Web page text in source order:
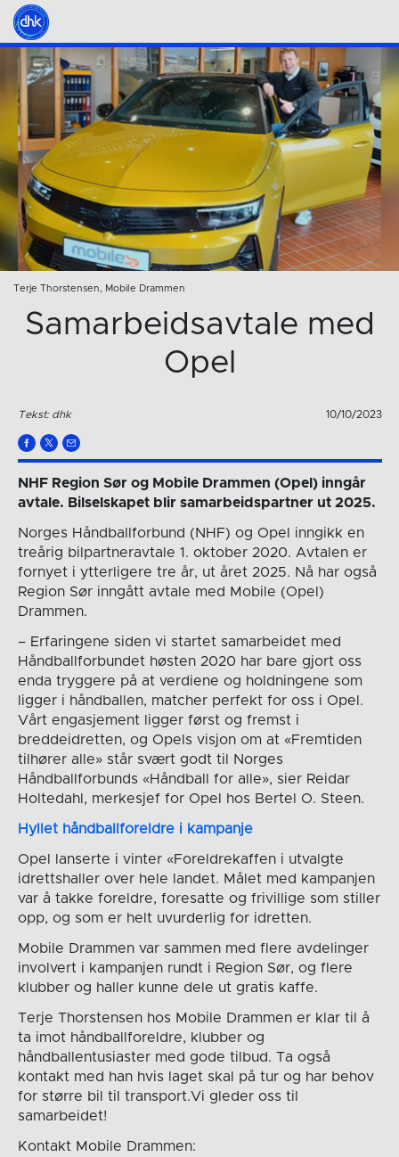
Terje Thorstensen, Mobile Drammen
Samarbeidsavtale med
Opel
Tekst: dhk 10/10/2023
NHF Region Sør og Mobile Drammen (Opel) inngår
avtale. Bilselskapet blir samarbeidspartner ut 2025.
Norges Håndballforbund (NHF) og Opel inngikk en
treårig bilpartneravtale 1. oktober 2020. Avtalen er
fornyet i ytterligere tre år, ut året 2025. Nå har også
Region Sør inngått avtale med Mobile (Opel)
Drammen.
– Erfaringene siden vi startet samarbeidet med
Håndballforbundet høsten 2020 har bare gjort oss
enda tryggere på at verdiene og holdningene som
ligger i håndballen, matcher perfekt for oss i Opel.
Vårt engasjement ligger først og fremst i
breddeidretten, og Opels visjon om at «Fremtiden
tilhører alle» står svært godt til Norges
Håndballforbunds «Håndball for alle», sier Reidar
Holtedahl, merkesjef for Opel hos Bertel O. Steen.
Hyllet håndballforeldre i kampanje
Opel lanserte i vinter «Foreldrekaffen i utvalgte
idrettshaller over hele landet. Målet med kampanjen
var å takke foreldre, foresatte og frivillige som stiller
opp, og som er helt uvurderlig for idretten.
Mobile Drammen var sammen med flere avdelinger
involvert i kampanjen rundt i Region Sør, og flere
klubber og haller kunne dele ut gratis kaffe.
Terje Thorstensen hos Mobile Drammen er klar til å
ta imot håndballforeldre, klubber og
håndballentusiaster med gode tilbud. Ta også
kontakt med han hvis laget skal på tur og har behov
for større bil til transport.Vi gleder oss til
samarbeidet!
Kontakt Mobile Drammen: